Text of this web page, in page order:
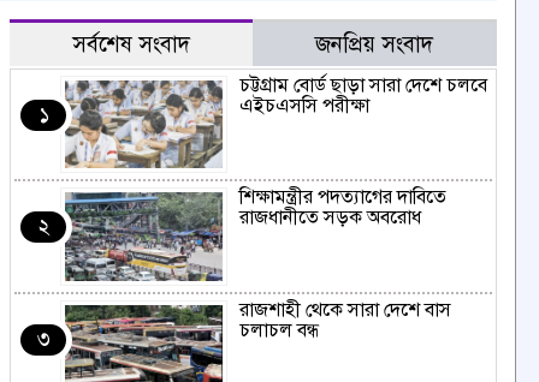
সর্বশেষ সংবাদ জনপ্রিয় সংবাদ
১
চট্টগ্রাম বোর্ড ছাড়া সারা দেশে চলবে
এইচএসসি পরীক্ষা
২
শিক্ষামন্ত্রীর পদত্যাগের দাবিতে
রাজধানীতে সড়ক অবরোধ
৩
রাজশাহী থেকে সারা দেশে বাস
চলাচল বন্ধ